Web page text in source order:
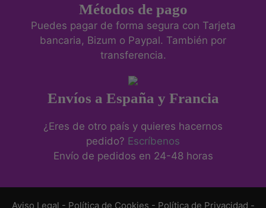
Métodos de pago
Puedes pagar de forma segura con Tarjeta
bancaria, Bizum o Paypal. También por
transferencia.
Envíos a España y Francia
¿Eres de otro país y quieres hacernos
pedido? Escríbenos
Envío de pedidos en 24-48 horas
Aviso Legal - Política de Cookies - Política de Privacidad -